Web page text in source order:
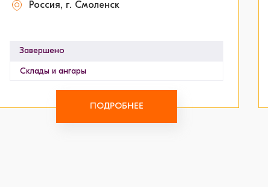
Россия, г. Смоленск
Завершено
Склады и ангары
ПОДРОБНЕЕ